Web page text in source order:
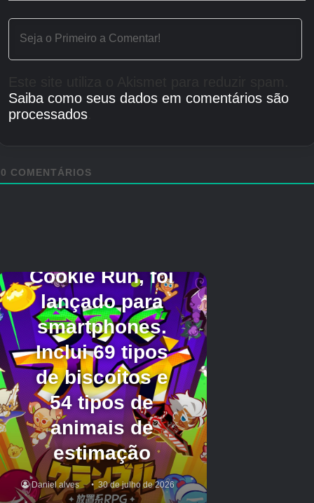
Saiba como seus dados em comentários são
processados.
0 COMENTÁRIOS